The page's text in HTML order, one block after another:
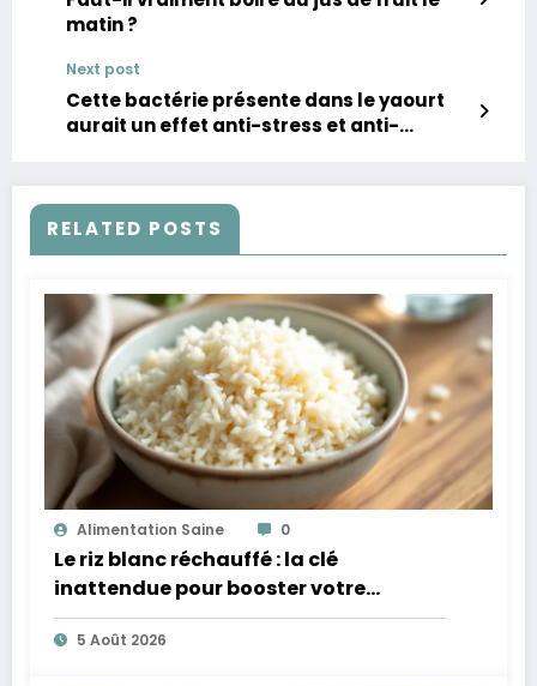
matin ?
Next post
Cette bactérie présente dans le yaourt
aurait un effet anti-stress et anti-
RELATED POSTS
Alimentation Saine 0
Le riz blanc réchauffé : la clé
inattendue pour booster votre
microbiote
5 Août 2026